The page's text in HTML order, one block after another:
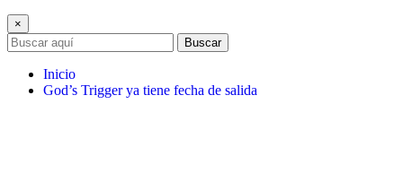
×
Buscar
Inicio
God’s Trigger ya tiene fecha de salida